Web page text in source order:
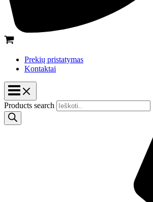
Prekių pristatymas
Kontaktai
Products search